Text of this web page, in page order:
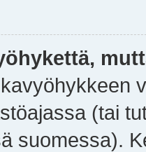
(tai
suomessa).